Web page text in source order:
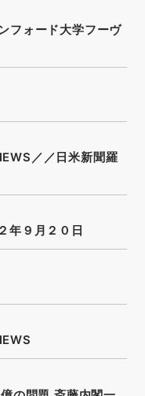
フォード大学フーヴ
／／日米新聞羅
年９月２０日